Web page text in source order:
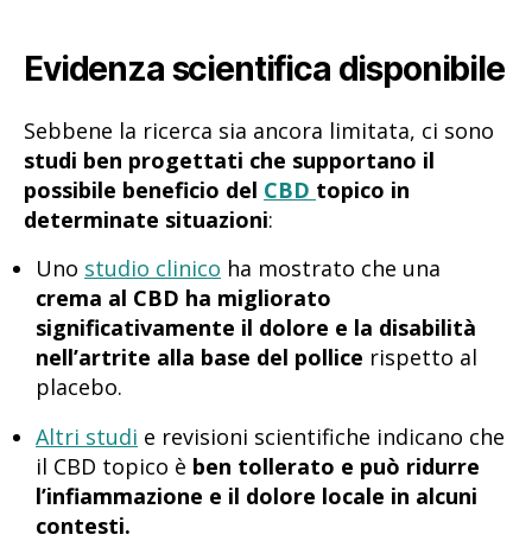
Evidenza scientifica disponibile
Sebbene la ricerca sia ancora limitata, ci sono
studi ben progettati che supportano il
possibile beneficio del CBD topico in
determinate situazioni:
Uno studio clinico ha mostrato che una
crema al CBD ha migliorato
significativamente il dolore e la disabilità
nell’artrite alla base del pollice rispetto al
placebo.
Altri studi e revisioni scientifiche indicano che
il CBD topico è ben tollerato e può ridurre
l’infiammazione e il dolore locale in alcuni
contesti.